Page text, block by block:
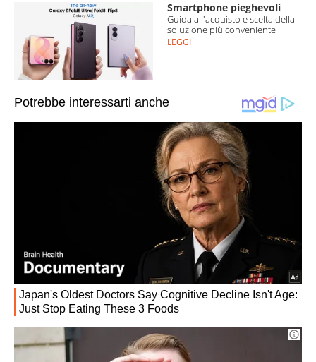
Smartphone pieghevoli
Guida all'acquisto e scelta della
soluzione più conveniente
LEGGI